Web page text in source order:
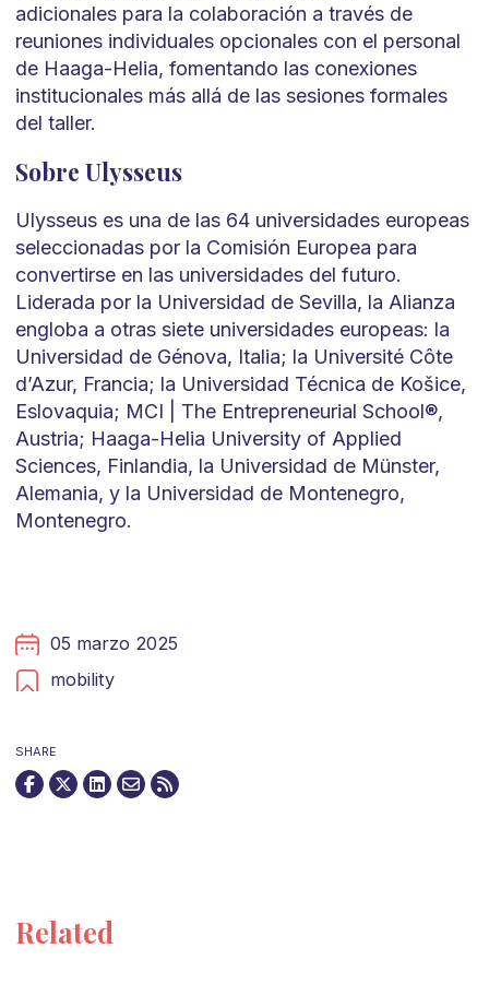
adicionales para la colaboración a través de
reuniones individuales opcionales con el personal
de Haaga-Helia, fomentando las conexiones
institucionales más allá de las sesiones formales
del taller.
Sobre Ulysseus
Ulysseus es una de las 64 universidades europeas
seleccionadas por la Comisión Europea para
convertirse en las universidades del futuro.
Liderada por la Universidad de Sevilla, la Alianza
engloba a otras siete universidades europeas: la
Universidad de Génova, Italia; la Université Côte
d’Azur, Francia; la Universidad Técnica de Košice,
Eslovaquia; MCI | The Entrepreneurial School®,
Austria; Haaga-Helia University of Applied
Sciences, Finlandia, la Universidad de Münster,
Alemania, y la Universidad de Montenegro,
Montenegro.
05 marzo 2025
mobility
SHARE
Related